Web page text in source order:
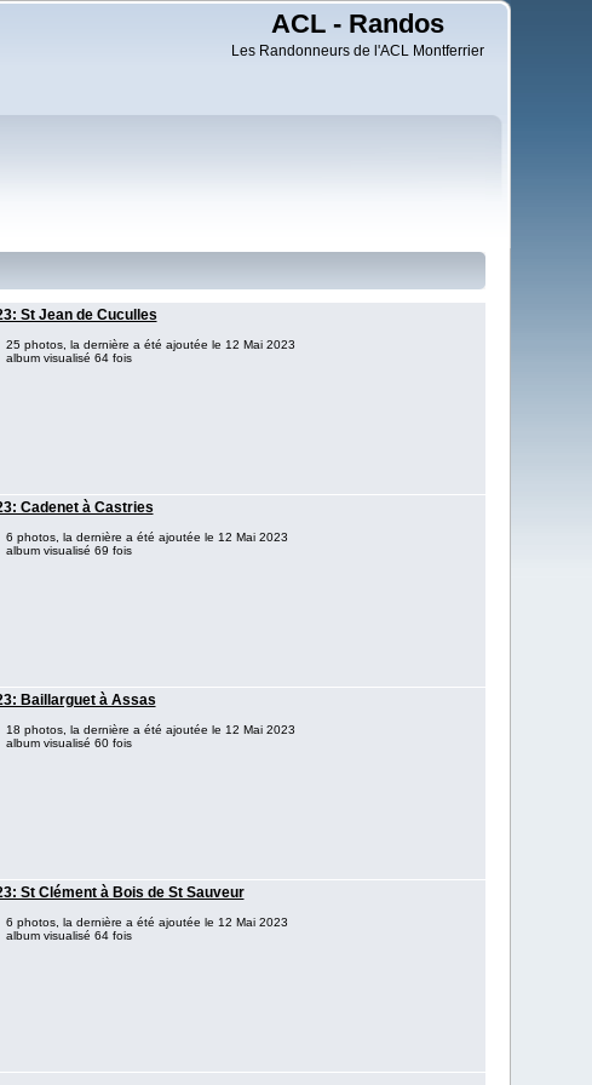
ACL - Randos
Les Randonneurs de l'ACL Montferrier
St Jean de Cuculles
25 photos, la dernière a été ajoutée le 12 Mai 2023
album visualisé 64 fois
Cadenet à Castries
6 photos, la dernière a été ajoutée le 12 Mai 2023
album visualisé 69 fois
Baillarguet à Assas
18 photos, la dernière a été ajoutée le 12 Mai 2023
album visualisé 60 fois
St Clément à Bois de St Sauveur
6 photos, la dernière a été ajoutée le 12 Mai 2023
album visualisé 64 fois